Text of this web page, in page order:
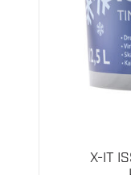
X-IT